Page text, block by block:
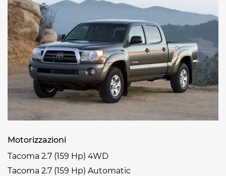
Motorizzazioni
Tacoma 2.7 (159 Hp) 4WD
Tacoma 2.7 (159 Hp) Automatic